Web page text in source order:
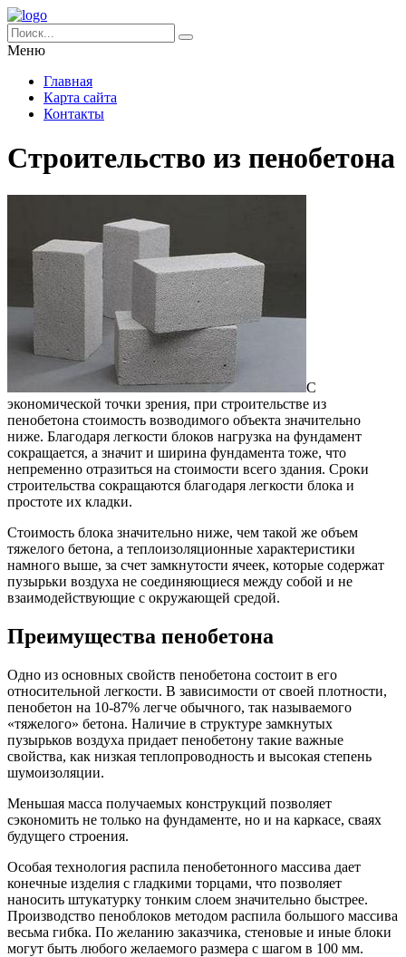
Меню
Главная
Карта сайта
Контакты
Строительство из пенобетона
С
экономической точки зрения, при строительстве из
пенобетона стоимость возводимого объекта значительно
ниже. Благодаря легкости блоков нагрузка на фундамент
сокращается, а значит и ширина фундамента тоже, что
непременно отразиться на стоимости всего здания. Сроки
строительства сокращаются благодаря легкости блока и
простоте их кладки.
Стоимость блока значительно ниже, чем такой же объем
тяжелого бетона, а теплоизоляционные характеристики
намного выше, за счет замкнутости ячеек, которые содержат
пузырьки воздуха не соединяющиеся между собой и не
взаимодействующие с окружающей средой.
Преимущества пенобетона
Одно из основных свойств пенобетона состоит в его
относительной легкости. В зависимости от своей плотности,
пенобетон на 10-87% легче обычного, так называемого
«тяжелого» бетона. Наличие в структуре замкнутых
пузырьков воздуха придает пенобетону такие важные
свойства, как низкая теплопроводность и высокая степень
шумоизоляции.
Меньшая масса получаемых конструкций позволяет
сэкономить не только на фундаменте, но и на каркасе, сваях
будущего строения.
Особая технология распила пенобетонного массива дает
конечные изделия с гладкими торцами, что позволяет
наносить штукатурку тонким слоем значительно быстрее.
Производство пеноблоков методом распила большого массива
весьма гибка. По желанию заказчика, стеновые и иные блоки
могут быть любого желаемого размера с шагом в 100 мм.